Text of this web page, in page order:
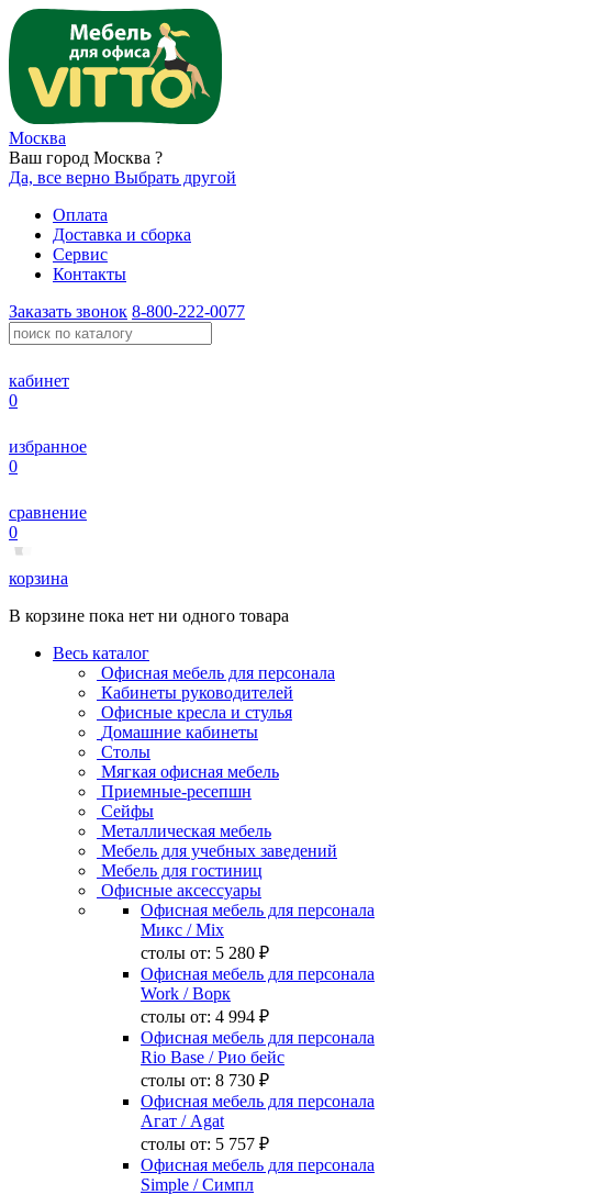
Москва
Ваш город Москва ?
Да, все верно Выбрать другой
Оплата
Доставка и сборка
Сервис
Контакты
Заказать звонок 8-800-222-0077
кабинет
0
избранное
0
сравнение
0
корзина
В корзине пока нет ни одного товара
Весь каталог
Офисная мебель для персонала
Кабинеты руководителей
Офисные кресла и стулья
Домашние кабинеты
Столы
Мягкая офисная мебель
Приемные-ресепшн
Сейфы
Металлическая мебель
Мебель для учебных заведений
Мебель для гостиниц
Офисные аксессуары
Офисная мебель для персонала
Микс / Mix
столы от: 5 280 ₽
Офисная мебель для персонала
Work / Ворк
столы от: 4 994 ₽
Офисная мебель для персонала
Rio Base / Рио бейс
столы от: 8 730 ₽
Офисная мебель для персонала
Агат / Agat
столы от: 5 757 ₽
Офисная мебель для персонала
Simple / Симпл